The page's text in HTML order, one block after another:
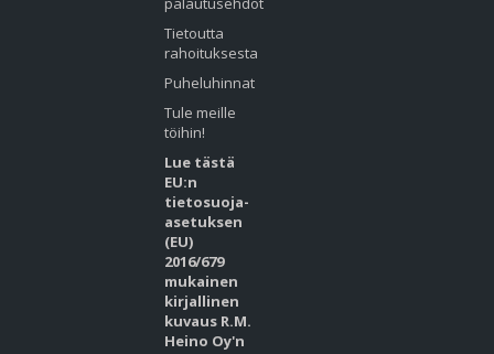
Tietoutta
rahoituksesta
Puheluhinnat
Tule meille
töihin!
Lue tästä
EU:n
tietosuoja-
asetuksen
(EU)
2016/679
mukainen
kirjallinen
kuvaus R.M.
Heino Oy'n